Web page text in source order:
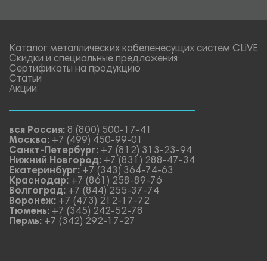
Каталог металлических кабеленесущих систем CLiVE
Скидки и специальные предложения
Сертификаты на продукцию
Статьи
Акции
вся Россия: 8 (800) 500-17-41
Москва: +7 (499) 450-99-01
Санкт-Петербург: +7 (812) 313-23-94
Нижний Новгород: +7 (831) 288-47-34
Екатеринбург: +7 (343) 364-74-63
Краснодар: +7 (861) 258-89-76
Волгоград: +7 (844) 255-37-74
Воронеж: +7 (473) 212-17-72
Тюмень: +7 (345) 242-52-78
Пермь: +7 (342) 292-17-27